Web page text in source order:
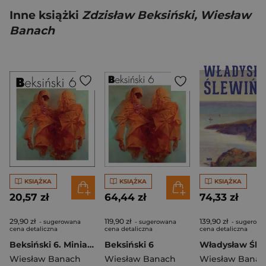
Inne książki Zdzisław Beksiński, Wiesław
Banach
KSIĄŻKA
20,57 zł
29,90 zł - sugerowana
cena detaliczna
Beksiński 6. Miniatura albumu
Wiesław Banach
KSIĄŻKA
64,44 zł
119,90 zł - sugerowana
cena detaliczna
Beksiński 6
Wiesław Banach
KSIĄŻKA
74,33 zł
139,90 zł -
cena detaliczna
Wiesław